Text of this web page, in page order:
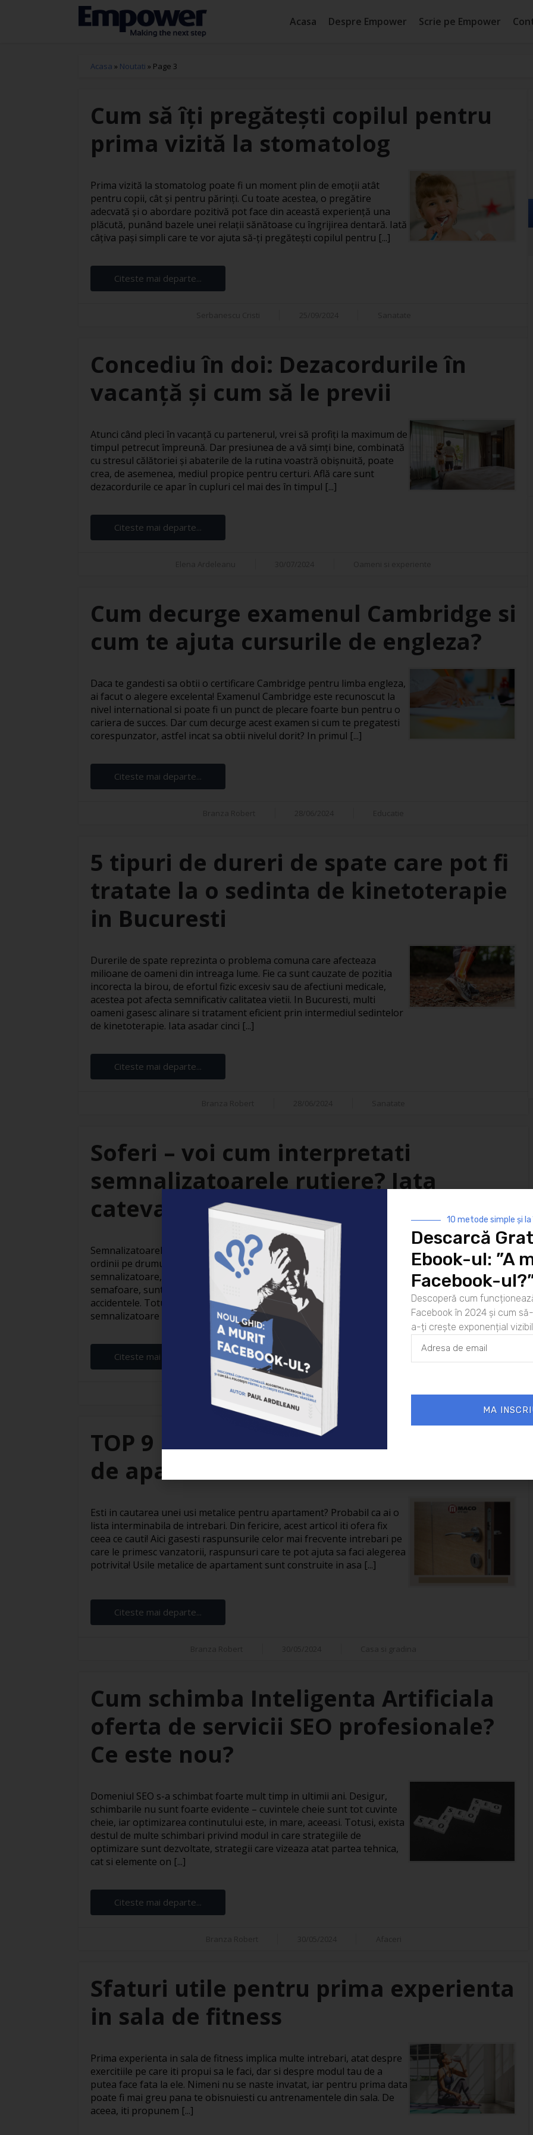
Acasa Despre Empower Scrie pe Empower
Acasa » Noutati » Page 3
Cum să îți pregătești copilul pentru
prima vizită la stomatolog
Prima vizită la stomatolog poate fi un moment plin de emoții atât
pentru copii, cât și pentru părinți. Cu toate acestea, o pregătire
adecvată și o abordare pozitivă pot face din această experiență una
plăcută, punând bazele unei relații sănătoase cu îngrijirea dentară. Iată
câțiva pași simpli care te vor ajuta să-ți pregătești copilul pentru [...]
Citeste mai departe...
Concediu în doi: Dezacordurile în
vacanță și cum să le previi
Atunci când pleci în vacanță cu partenerul, vrei să profiți la maximum de
timpul petrecut împreună. Dar presiunea de a vă simți bine, combinată
cu stresul călătoriei și abaterile de la rutina voastră obișnuită, poate
crea, de asemenea, mediul propice pentru certuri. Află care sunt
dezacordurile ce apar în cupluri cel mai des în timpul [...]
Citeste mai departe...
Cum decurge examenul Cambridge si
cum te ajuta cursurile de engleza?
Daca te gandesti sa obtii o certificare Cambridge pentru limba engleza,
ai facut o alegere excelenta! Examenul Cambridge este recunoscut la
nivel international si poate fi un punct de plecare foarte bun pentru o
cariera de succes. Dar cum decurge acest examen si cum te pregatesti
corespunzator, astfel incat sa obtii nivelul dorit? In primul [...]
Citeste mai departe...
5 tipuri de dureri de spate care pot fi
tratate la o sedinta de kinetoterapie
in Bucuresti
Durerile de spate reprezinta o problema comuna care afecteaza
milioane de oameni din intreaga lume. Fie ca sunt cauzate de pozitia
incorecta la birou, de efortul fizic excesiv sau de afectiuni medicale,
acestea pot afecta semnificativ calitatea vietii. In Bucuresti, multi
oameni gasesc alinare si tratament eficient prin intermediul sedintelor
de kinetoterapie. Iata asadar cinci [...]
Citeste mai departe...
Soferi – voi cum interpretati
semnalizatoarele rutiere? Iata
cateva raspunsuri posibile!
Semnalizatoarele rutiere joaca un rol vital in mentinerea sigurantei si
ordinii pe drumurile pe care le parcurgi aproape in fiecare zi. Aceste
semnalizatoare, fie ca sunt marcaje pe carosabil, indicatoare sau
semafoare, sunt esentiale pentru a ghida soferii si pentru a preveni
accidentele. Totusi, in unele cazuri, interpretarea corecta a acestor
semnalizatoare rutiere poate fi [...]
Citeste mai departe...
Branza Robert 30/05/2024
TOP 9 intrebari despre usile metalice
de apartament
Esti in cautarea unei usi metalice pentru apartament? Probabil ca ai o
lista interminabila de intrebari. Din fericire, acest articol iti ofera fix
ceea ce cauti! Aici gasesti raspunsurile celor mai frecvente intrebari pe
care le primesc vanzatorii, raspunsuri care te pot ajuta sa faci alegerea
potrivita! Usile metalice de apartament sunt construite in asa [...]
Citeste mai departe...
Cum schimba Inteligenta Artificiala
oferta de servicii SEO profesionale?
Ce este nou?
Domeniul SEO s-a schimbat foarte mult timp in ultimii ani. Desigur,
schimbarile nu sunt foarte evidente – cuvintele cheie sunt tot cuvinte
cheie, iar optimizarea continutului este, in mare, aceeasi. Totusi, exista
destul de multe schimbari privind modul in care strategiile de
optimizare sunt dezvoltate, strategii care vizeaza atat partea tehnica,
cat si elemente on [...]
Citeste mai departe...
Sfaturi utile pentru prima experienta
in sala de fitness
Prima experienta in sala de fitness implica multe intrebari, atat despre
exercitiile pe care iti propui sa le faci, dar si despre modul tau de a
putea face fata la ele. Nimeni nu se naste invatat, iar pentru prima data
poate fi mai greu pana te obisnuiesti cu antrenamentele din sala. De
aceea, iti propunem [...]
10 metode simple și
Descarcă
Ebook-ul: ”A
Facebook-
Descoperă cum
Facebook în 2024 și cum
a-ți crește exponențial
MA